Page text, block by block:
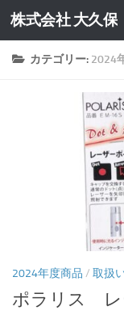
コンテンツへスキ
株式会社 大久保
カテゴリー: 2024
2024年度商品 / 取扱
ポラリス レ